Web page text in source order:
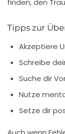
finden, den
Tipps zur
Akzeptiere
Schreibe
Suche dir
Nutze
Setze dir